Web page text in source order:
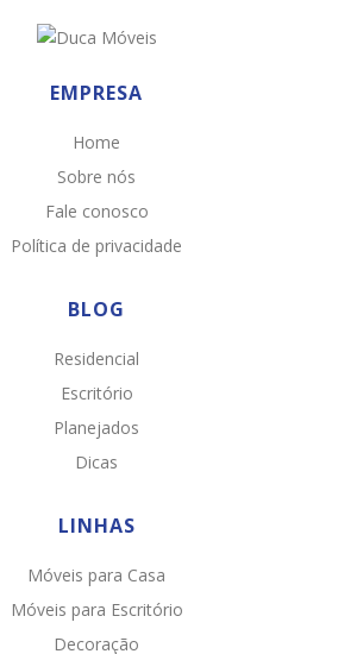
EMPRESA
Home
Sobre nós
Fale conosco
Política de privacidade
BLOG
Residencial
Escritório
Planejados
Dicas
LINHAS
Móveis para Casa
Móveis para Escritório
Decoração
Chat WhatsApp
Por favor, preencha os campos abaixo para